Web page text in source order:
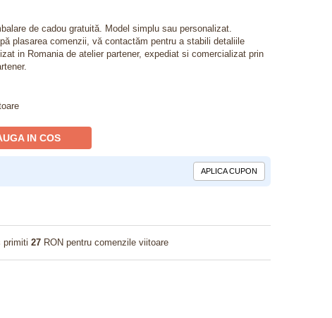
de cadou gratuită. Model simplu sau personalizat.
plasarea comenzii, vă contactăm pentru a stabili detaliile
in Romania de atelier partener, expediat si comercializat prin
IN COS
APLICA CUPON
primiti 27 RON pentru comenzile viitoare